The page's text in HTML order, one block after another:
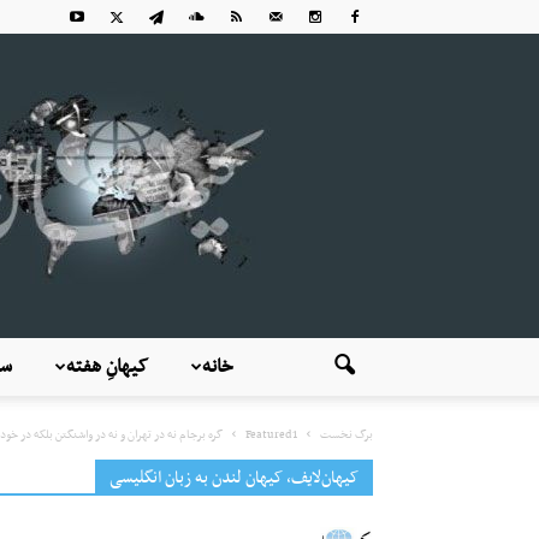
کیهانِ هفته خانه
برگ نخست Featured1 گره برجام نه در تهران و نه در واشنگتن بلکه در
کیهان‌لایف، کیهان لندن به زبان انگلیسی